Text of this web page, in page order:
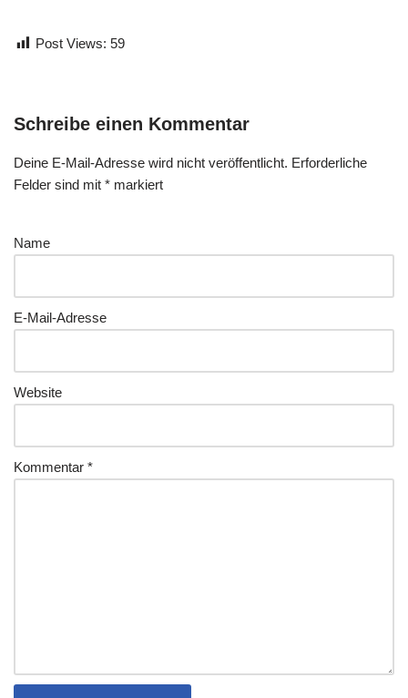
Post Views: 59
Schreibe einen Kommentar
Deine E-Mail-Adresse wird nicht veröffentlicht. Erforderliche
Felder sind mit * markiert
Name
E-Mail-Adresse
Website
Kommentar *